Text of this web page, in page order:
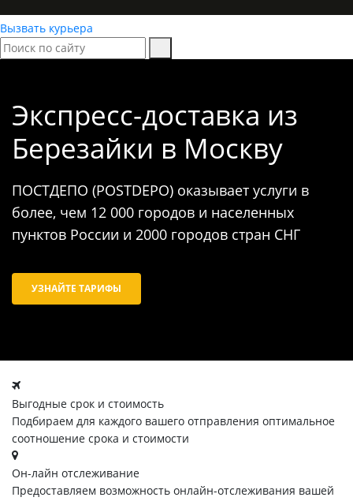
Вызвать курьера
Экспресс-доставка из
Березайки в Москву
ПОСТДЕПО (POSTDEPO) оказывает услуги в
более, чем 12 000 городов и населенных
пунктов России и 2000 городов стран СНГ
УЗНАЙТЕ ТАРИФЫ
Выгодные срок и стоимость
Подбираем для каждого вашего отправления оптимальное
соотношение срока и стоимости
Он-лайн отслеживание
Предоставляем возможность онлайн-отслеживания вашей